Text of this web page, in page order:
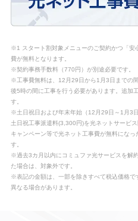
※1 スタート割対象メニューのご契約かつ「安
費が無料となります。
※契約事務手数料（770円）が別途必要です。
※工事費無料は、12月29日から1月3日までの
後5時の間に工事を行う必要があります。追加
す。
※土日祝日および年末年始（12月29日～1月3
土日祝工事派遣料(3,300円)を光ネットサービス
キャンペーン等で光ネット工事費が無料にな
す。
※過去3カ月以内にコミュファ光サービスを解
た場合は、対象外です。
※表記の金額は、一部を除きすべて税込価格
異なる場合があります。